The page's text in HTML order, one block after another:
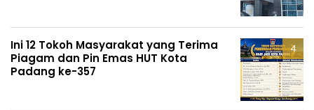
Ini 12 Tokoh Masyarakat yang Terima
Piagam dan Pin Emas HUT Kota
Padang ke-357